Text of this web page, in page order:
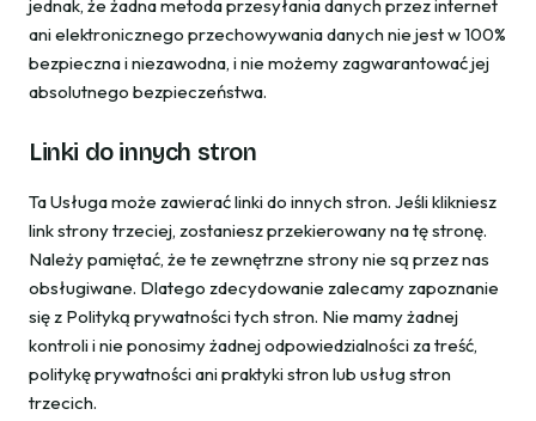
jednak, że żadna metoda przesyłania danych przez internet
ani elektronicznego przechowywania danych nie jest w 100%
bezpieczna i niezawodna, i nie możemy zagwarantować jej
absolutnego bezpieczeństwa.
Linki do innych stron
Ta Usługa może zawierać linki do innych stron. Jeśli klikniesz
link strony trzeciej, zostaniesz przekierowany na tę stronę.
Należy pamiętać, że te zewnętrzne strony nie są przez nas
obsługiwane. Dlatego zdecydowanie zalecamy zapoznanie
się z Polityką prywatności tych stron. Nie mamy żadnej
kontroli i nie ponosimy żadnej odpowiedzialności za treść,
politykę prywatności ani praktyki stron lub usług stron
trzecich.